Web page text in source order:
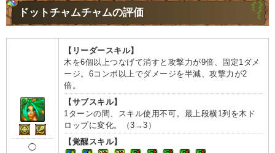
ドットチャムチャムの評価
◯
【リーダースキル】
木を6個以上つなげて消すと攻撃力が9倍、固定1ダメ
ージ。6コンボ以上でダメージを半減、攻撃力が2
倍。
【サブスキル】
1ターンの間、スキル使用不可。最上段横1列を木ド
ロップに変化。（3→3）
【覚醒スキル】